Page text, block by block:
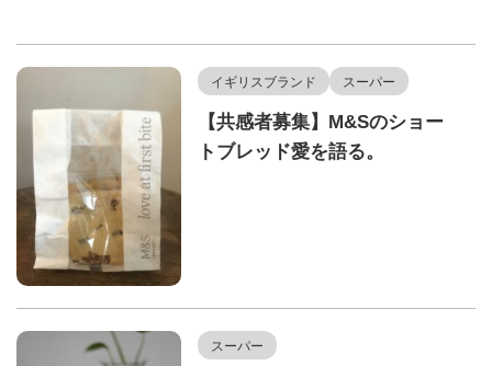
イギリスブランド スーパー
【共感者募集】M&Sのショー
トブレッド愛を語る。
スーパー